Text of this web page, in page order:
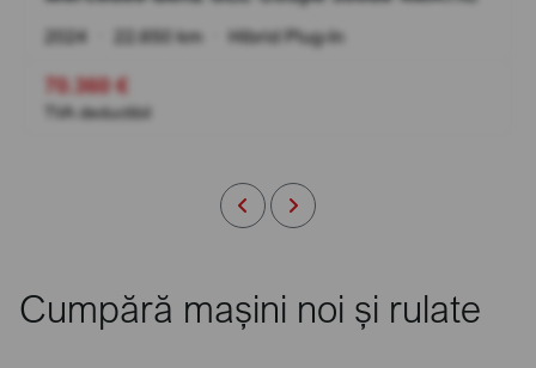
2024 22.650 km Hibrid Plug-In
70.360 €
TVA deductibil
Cumpără mașini noi și rulate